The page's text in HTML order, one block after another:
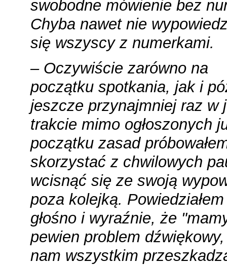
swobodne mówienie bez
Chyba nawet nie
się wszyscy z numerkami.
– Oczywiście zarówno na
początku spotkania, jak i
jeszcze przynajmniej raz w
trakcie mimo ogłoszonych
początku zasad
skorzystać z chwilowych
wcisnąć się ze swoją
poza kolejką.
głośno i wyraźnie, że
pewien problem
nam wszystkim